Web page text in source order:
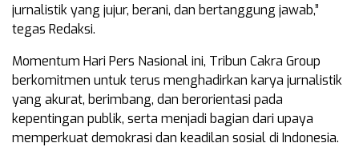
jurnalistik yang jujur, berani, dan bertanggung jawab,”
tegas Redaksi.
Momentum Hari Pers Nasional ini, Tribun Cakra Group
berkomitmen untuk terus menghadirkan karya jurnalistik
yang akurat, berimbang, dan berorientasi pada
kepentingan publik, serta menjadi bagian dari upaya
memperkuat demokrasi dan keadilan sosial di Indonesia.